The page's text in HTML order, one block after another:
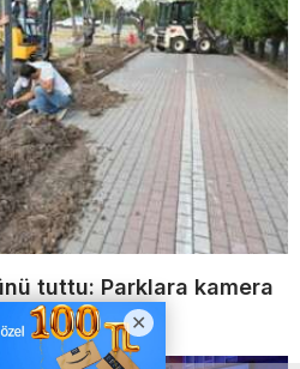
tuttu: Parklara kamera